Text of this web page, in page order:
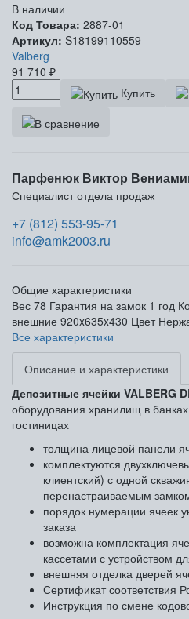
В наличии
Код Товара: 2887-01
Артикул: S18199110559
Valberg
91 710 ₽
Купить
Парфенюк Виктор
Специалист отдела продаж
+7 (812) 553-95-71
info@amk2003.ru
Общие характеристики
Вес 78 Гарантия на замок 1 год
внешние 920x635x430 Цвет
Все характеристики
Описание и характеристики
Депозитные ячейки VALBERG
оборудования хранилищ в
гостиницах
толщина лицевой панели
комплектуются
клиентский) с одной
перенастраиваемым
порядок нумерации ячеек
заказа
возможна комплектация
кассетами с устройством
внешняя отделка дверей
Сертификат соответствия
Инструкция по смене